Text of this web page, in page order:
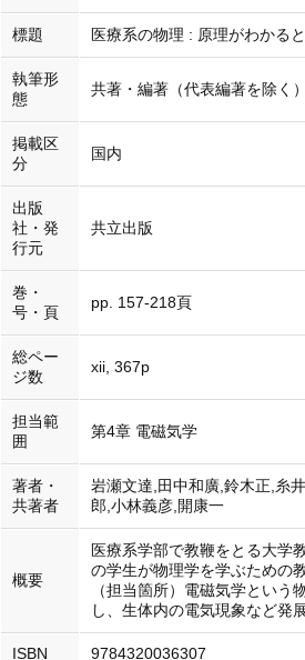
標題 医療系の物理 : 原理がわかる
執筆形
態
共著・編著（代表編著を除く）
掲載区
分
国内
出版
社・発
行元
共立出版
巻・
号・頁
pp. 157-218頁
総ペー
ジ数
xii, 367p
担当範
囲
第4章 電磁気学
著者・
共著者
岩瀬文達,田中和廣,鈴木正,糸
郎,小林義彦,開康一
概要
医療系学部で教鞭をとる大学
の学生が物理学を学ぶための教
（担当箇所）電磁気学という
し、生体内の電気現象など発
ISBN 9784320036307